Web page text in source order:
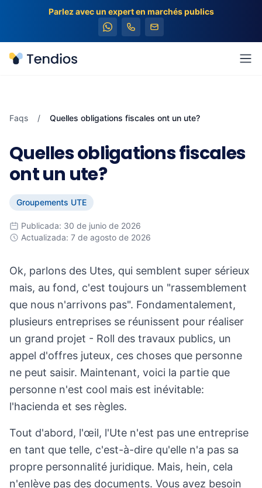
Parlez avec un expert en marchés publics
Tendios
Faqs / Quelles obligations fiscales ont un ute?
Quelles obligations fiscales
ont un ute?
Groupements UTE
Publicada: 30 de junio de 2026
Actualizada: 7 de agosto de 2026
Ok, parlons des Utes, qui semblent super sérieux
mais, au fond, c'est toujours un "rassemblement
que nous n'arrivons pas". Fondamentalement,
plusieurs entreprises se réunissent pour réaliser
un grand projet - Roll des travaux publics, un
appel d'offres juteux, ces choses que personne
ne peut saisir. Maintenant, voici la partie que
personne n'est cool mais est inévitable:
l'hacienda et ses règles.
Tout d'abord, l'œil, l'Ute n'est pas une entreprise
en tant que telle, c'est-à-dire qu'elle n'a pas sa
propre personnalité juridique. Mais, hein, cela
n'enlève pas des documents. Vous avez besoin